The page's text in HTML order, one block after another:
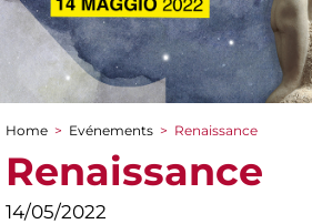
You are here
Home > Evénements > Renaissance
Renaissance
14/05/2022